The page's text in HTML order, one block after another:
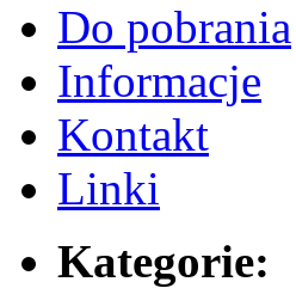
Do pobrania
Informacje
Kontakt
Linki
Kategorie: